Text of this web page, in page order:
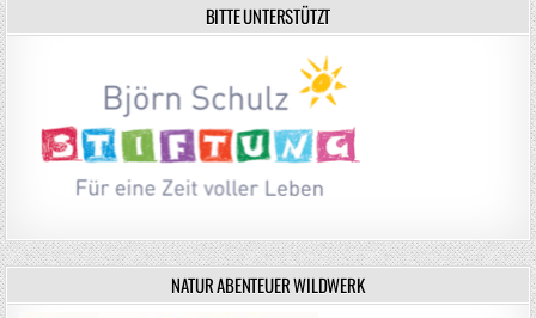
BITTE UNTERSTÜTZT
NATUR ABENTEUER WILDWERK